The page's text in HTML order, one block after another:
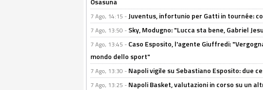
7 Ago, 14:15 - Juventus, infortunio per Gatti in tournée:
7 Ago, 13:50 - Sky, Modugno: "Lucca sta bene, Gabriel
7 Ago, 13:45 - Caso Esposito, l'agente Giuffredi:
mondo dello sport"
7 Ago, 13:30 - Napoli vigile su Sebastiano Esposito: due
7 Ago, 13:25 - Napoli Basket, valutazioni in corso su un